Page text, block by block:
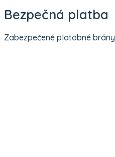
Bezpečná platba
Zabezpečené platobné brány